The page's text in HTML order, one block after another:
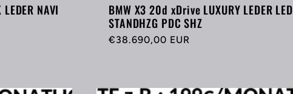
NAVI
BMW X3 20d xDrive LUXURY LEDER LED
STANDHZG PDC SHZ
Normaler
€38.690,00 EUR